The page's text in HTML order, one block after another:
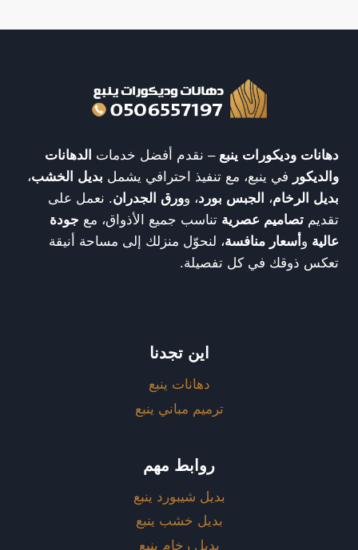
دهانات وديكورات ينبع – نقدم أفضل خدمات الدهانات
والديكور في ينبع، مع تنفيذ احترافي يشمل بديل الخشب،
بديل الرخام، الجبس بورد، وورق الجدران. نعمل على
تقديم تصاميم عصرية تناسب جميع الأذواق، مع جودة
عالية و أسعار منافسة، لنحوّل منزلك إلى مساحة أنيقة
تعكس ذوقك في كل تفصيلة.
اين تجدنا
دهانات ينبع
ترميم مباني ينبع
روابط مهم
بديل شيبورد ينبع
بديل خشب ينبع
بديل رخام ينبع